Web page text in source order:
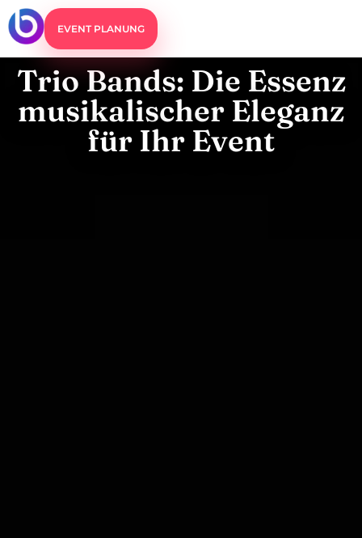
EVENT PLANUNG
Trio Bands: Die Essenz
musikalischer Eleganz
für Ihr Event